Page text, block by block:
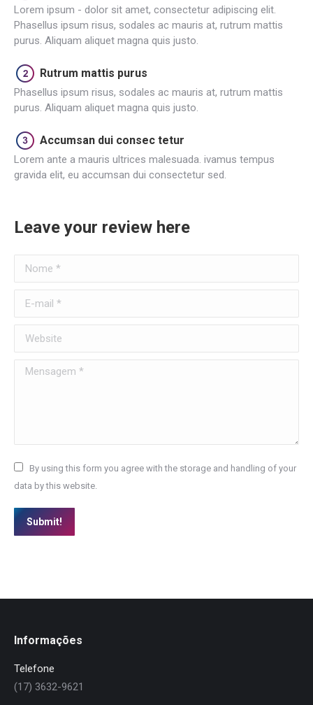
Lorem ipsum - dolor sit amet, consectetur adipiscing elit.
Phasellus ipsum risus, sodales ac mauris at, rutrum mattis
purus. Aliquam aliquet magna quis justo.
Rutrum mattis purus
Phasellus ipsum risus, sodales ac mauris at, rutrum mattis
purus. Aliquam aliquet magna quis justo.
Accumsan dui consec tetur
Lorem ante a mauris ultrices malesuada. ivamus tempus
gravida elit, eu accumsan dui consectetur sed.
Leave your review here
Nome *
E-mail *
Website
Mensagem *
By using this form you agree with the storage and handling of your
data by this website.
Submit!
Informações
Telefone
(17) 3632-9621